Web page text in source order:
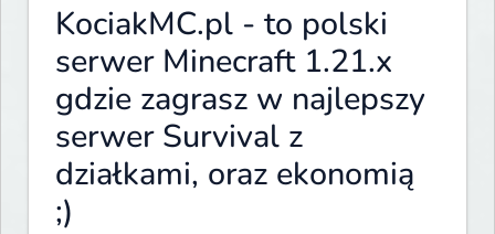
KociakMC.pl - to polski
serwer Minecraft 1.21.x
gdzie zagrasz w najlepszy
serwer Survival z
działkami, oraz ekonomią
;)